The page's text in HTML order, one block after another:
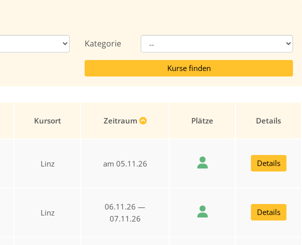
Kategorie
Kursort Zeitraum Plätze Details
Linz am 05.11.26 Details
Linz
06.11.26 —
07.11.26
Details